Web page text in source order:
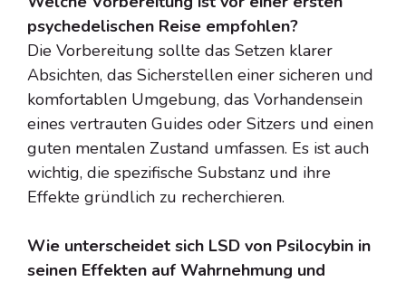
psychedelischen Reise empfohlen?
Die Vorbereitung sollte das Setzen klarer
Absichten, das Sicherstellen einer sicheren und
komfortablen Umgebung, das Vorhandensein
eines vertrauten Guides oder Sitzers und einen
guten mentalen Zustand umfassen. Es ist auch
wichtig, die spezifische Substanz und ihre
Effekte gründlich zu recherchieren.
Wie unterscheidet sich LSD von Psilocybin in
seinen Effekten auf Wahrnehmung und